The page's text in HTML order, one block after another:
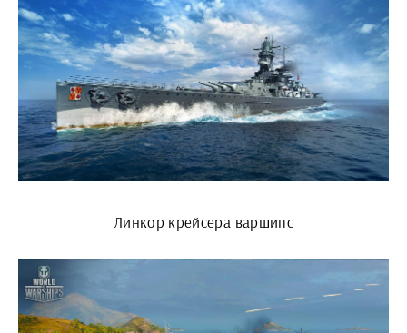
Линкор крейсера варшипс